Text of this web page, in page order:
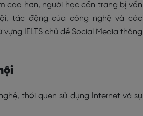
cao hơn, người học cần trang bị vốn
tác động của công nghệ và các
IELTS chủ đề Social Media thông
thói quen sử dụng Internet và sự